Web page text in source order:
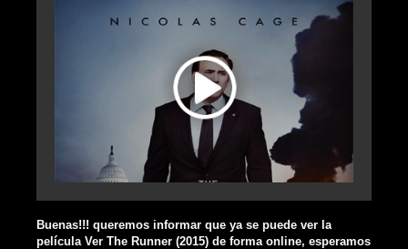
Buenas!!! queremos informar que ya se puede ver la
película Ver The Runner (2015) de forma online, esperamos